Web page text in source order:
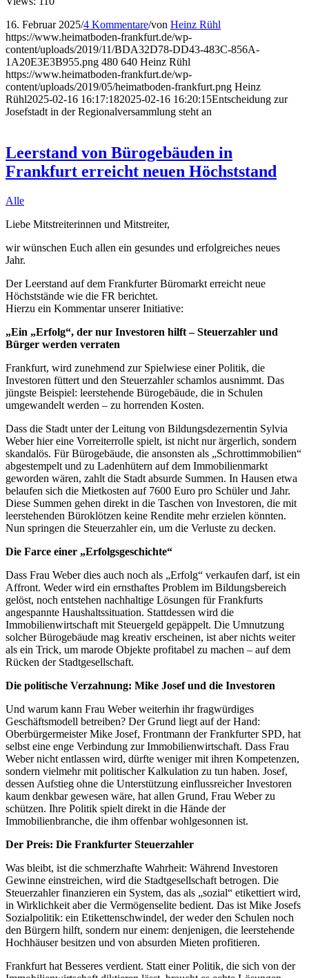
16. Februar 2025/4 Kommentare/von Heinz Rühl
https://www.heimatboden-frankfurt.de/wp-
content/uploads/2019/11/BDA32D78-DD43-483C-856A-
1A20E3E3B955.png 480 640 Heinz Rühl
https://www.heimatboden-frankfurt.de/wp-
content/uploads/2019/05/heimatboden-frankfurt.png Heinz
Rühl2025-02-16 16:17:182025-02-16 16:20:15Entscheidung zur
Josefstadt in der Regionalversammlung steht an
Leerstand von Bürogebäuden in
Frankfurt erreicht neuen Höchststand
Alle
Liebe Mitstreiterinnen und Mitstreiter,
wir wünschen Euch allen ein gesundes und erfolgreiches neues
Jahr.
Der Leerstand auf dem Frankfurter Büromarkt erreicht neue
Höchststände wie die FR berichtet.
Hierzu ein Kommentar unserer Initiative:
„Ein „Erfolg“, der nur Investoren hilft – Steuerzahler und
Bürger werden verraten
Frankfurt, wird zunehmend zur Spielwiese einer Politik, die
Investoren füttert und den Steuerzahler schamlos ausnimmt. Das
jüngste Beispiel: leerstehende Bürogebäude, die in Schulen
umgewandelt werden – zu horrenden Kosten.
Dass die Stadt unter der Leitung von Bildungsdezernentin Sylvia
Weber hier eine Vorreiterrolle spielt, ist nicht nur ärgerlich, sondern
skandalös. Für Bürogebäude, die ansonsten als „Schrottimmobilien“
abgestempelt und zu Ladenhütern auf dem Immobilienmarkt
geworden wären, zahlt die Stadt absurde Summen. In Hausen etwa
belaufen sich die Mietkosten auf 7600 Euro pro Schüler und Jahr.
Diese Summen gehen direkt in die Taschen von Investoren, die mit
leerstehenden Büroklötzen keine Rendite mehr erzielen könnten.
Nun springen die Steuerzahler ein, um die Verluste zu decken.
Die Farce einer „Erfolgsgeschichte“
Dass Frau Weber dies auch noch als „Erfolg“ verkaufen darf, ist ein
Affront. Weder wird ein ernsthaftes Problem im Bildungsbereich
gelöst, noch entstehen nachhaltige Lösungen für Frankfurts
angespannte Haushaltssituation. Stattdessen wird die
Immobilienwirtschaft mit Steuergeld gepäppelt. Die Umnutzung
solcher Bürogebäude mag kreativ erscheinen, ist aber nichts weiter
als ein Trick, um marode Objekte profitabel zu machen – auf dem
Rücken der Stadtgesellschaft.
Die politische Verzahnung: Mike Josef und die Investoren
Und warum kann Frau Weber weiterhin ihr fragwürdiges
Geschäftsmodell betreiben? Der Grund liegt auf der Hand:
Oberbürgermeister Mike Josef, Frontmann der Frankfurter SPD, hat
selbst eine enge Verbindung zur Immobilienwirtschaft. Dass Frau
Weber nicht entlassen wird, dürfte weniger mit ihren Kompetenzen,
sondern vielmehr mit politischer Kalkulation zu tun haben. Josef,
dessen Aufstieg ohne die Unterstützung einflussreicher Investoren
kaum denkbar gewesen wäre, hat allen Grund, Frau Weber zu
schützen. Ihre Politik spielt direkt in die Hände der
Immobilienbranche, die ihm offenbar wohlgesonnen ist.
Der Preis: Die Frankfurter Steuerzahler
Was bleibt, ist die schmerzhafte Wahrheit: Während Investoren
Gewinne einstreichen, wird die Stadtgesellschaft betrogen. Die
Steuerzahler finanzieren ein System, das als „sozial“ etikettiert wird,
in Wirklichkeit aber die Vermögenselite bedient. Das ist Mike Josefs
Sozialpolitik: ein Etikettenschwindel, der weder den Schulen noch
den Bürgern hilft, sondern nur einem: denjenigen, die leerstehende
Hochhäuser besitzen und von absurden Mieten profitieren.
Frankfurt hat Besseres verdient. Statt einer Politik, die sich von der